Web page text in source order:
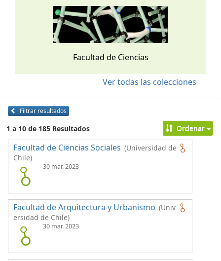
Facultad de Ciencias
Ver todas las colecciones
Filtrar resultados
1 a 10 de 185 Resultados Ordenar
Facultad de Ciencias Sociales (Universidad de
Chile)
30 mar. 2023
Facultad de Arquitectura y Urbanismo (Univ
ersidad de Chile)
30 mar. 2023